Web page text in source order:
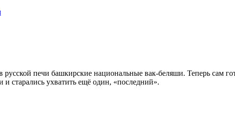
печи башкирские национальные вак-беляши. Теперь сам
и старались ухватить ещё один, «последний».